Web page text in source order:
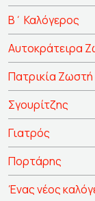
Β΄ Καλόγερος
Αυτοκράτειρα
Πατρικία Ζωστή
Σγουρίτζης
Γιατρός
Πορτάρης
Ένας νέος